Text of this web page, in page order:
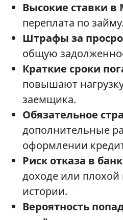
Высокие ставки
переплата по займу.
Штрафы за
общую
Краткие сроки
повышают
заемщика.
Обязательное
дополнительные
оформлении
Риск отказа в
доходе или плохой
истории.
Вероятность